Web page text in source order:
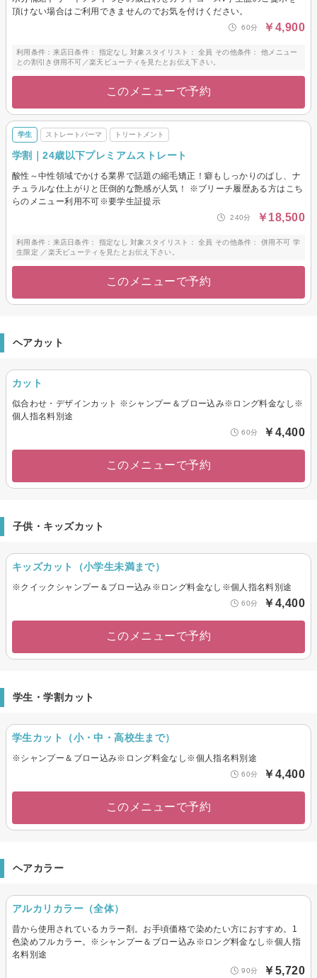
頂けない場合はご利用できませんのでお気を付けください。
60分 ￥4,900
利用条件：来店日条件： 指定なし 対象スタイリスト： 全員 その他条件： 他メニュー
との割引き併用不可／楽天ビューティを見たとお伝え下さい。
このメニューで予約
学生 ストレートパーマ トリートメント
学割｜24歳以下プレミアムストレート
酸性～中性領域でかける業界で話題の縮毛矯正！癖もしっかりのばし、ナ
チュラルな仕上がりと圧倒的な艶感が人気！ ※ブリーチ履歴ある方はこち
らのメニュー利用不可※要学生証提示
240分 ￥18,500
利用条件：来店日条件： 指定なし 対象スタイリスト： 全員 その他条件： 併用不可 学
生限定 ／楽天ビューティを見たとお伝え下さい。
このメニューで予約
ヘアカット
カット
似合わせ・デザインカット ※シャンプー＆ブロー込み※ロング料金なし※
個人指名料別途
60分 ￥4,400
このメニューで予約
子供・キッズカット
キッズカット（小学生未満まで）
※クイックシャンプー＆ブロー込み※ロング料金なし※個人指名料別途
60分 ￥4,400
このメニューで予約
学生・学割カット
学生カット（小・中・高校生まで）
※シャンプー＆ブロー込み※ロング料金なし※個人指名料別途
60分 ￥4,400
このメニューで予約
ヘアカラー
アルカリカラー（全体）
昔から使用されているカラー剤。お手頃価格で染めたい方におすすめ。1
色染めフルカラー。※シャンプー＆ブロー込み※ロング料金なし※個人指
名料別途
90分 ￥5,720